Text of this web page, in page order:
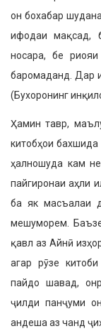
он бохабар
ифодаи мақсад,
носара, бе
баромаданд. Дар
(Бухоронинг
Ҳамин тавр,
китобҳои
ҳалношуда кам
пайгиронаи аҳли
ба як масъалаи
мешуморем.
қавл аз Айнӣ
агар рӯзе
пайдо шавад,
ҷилди панҷуми
андеша аз чанд